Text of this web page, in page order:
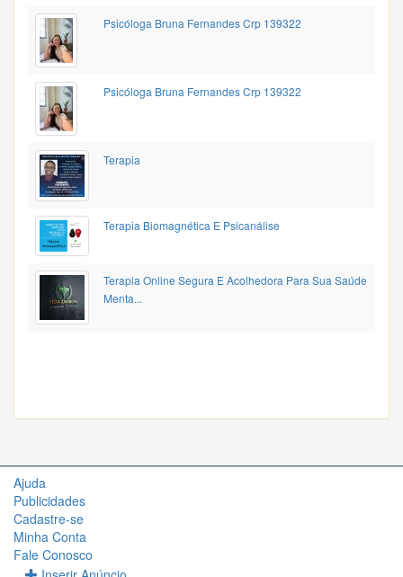
Psicóloga Bruna Fernandes Crp 139322
Psicóloga Bruna Fernandes Crp 139322
Terapia
Terapia Biomagnética E Psicanálise
Terapia Online Segura E Acolhedora Para Sua Saúde
Menta...
Ajuda
Publicidades
Cadastre-se
Minha Conta
Fale Conosco